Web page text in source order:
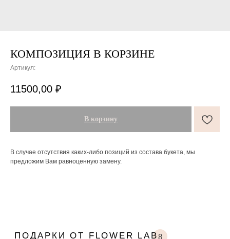
КОМПОЗИЦИЯ В КОРЗИНЕ
Артикул:
11500,00 ₽
В корзину
В случае отсутствия каких-либо позиций из состава букета, мы
предложим Вам равноценную замену.